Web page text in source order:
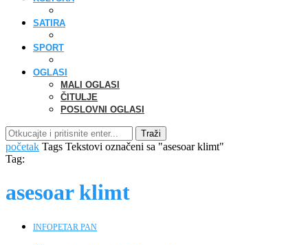
SATIRA
SPORT
OGLASI
MALI OGLASI
ČITULJE
POSLOVNI OGLASI
Traži
početak Tags Tekstovi označeni sa "asesoar klimt"
Tag:
asesoar klimt
INFOPETAR PAN